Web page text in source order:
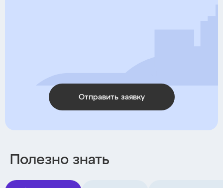
Отправить заявку
Полезно знать